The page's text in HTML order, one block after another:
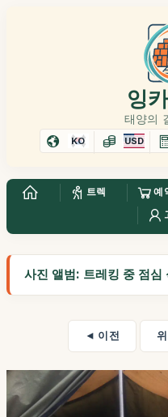
잉
태양의
KO USD
트렉 예
사진 앨범: 트레킹 중 점심
◄ 이전